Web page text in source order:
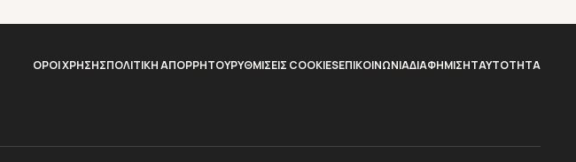
ΟΡΟΙ ΧΡΗΣΗΣΠΟΛΙΤΙΚΗ ΑΠΟΡΡΗΤΟΥΡΥΘΜΙΣΕΙΣ COOKIESΕΠΙΚΟΙΝΩΝΙΑΔΙΑΦΗΜΙΣΗTAYTOTHTA